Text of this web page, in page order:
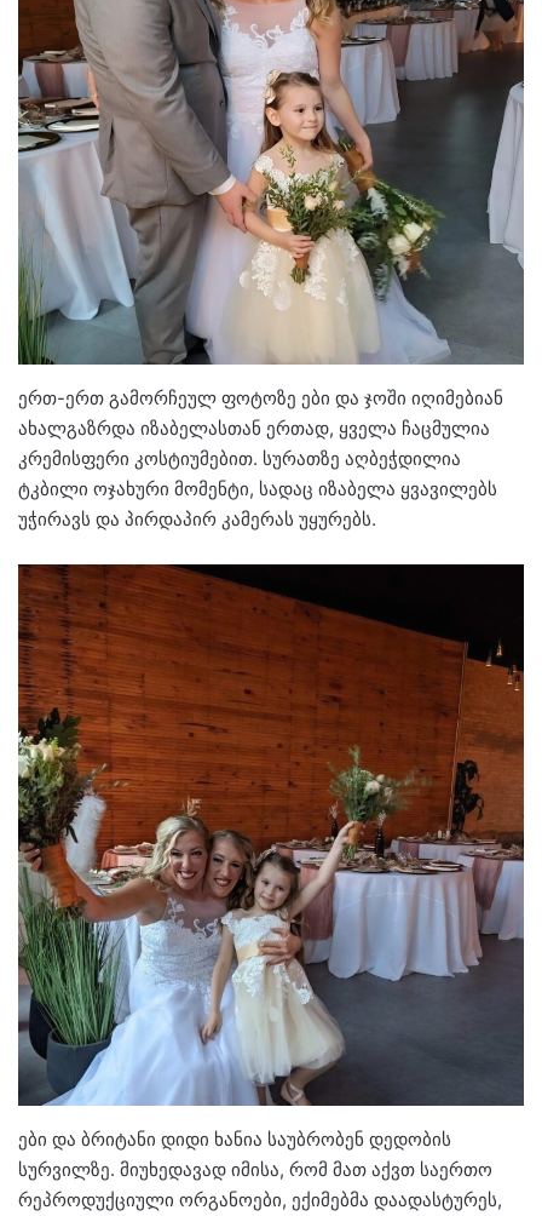
ერთ-ერთ გამორჩეულ ფოტოზე ები და ჯოში იღიმებიან
ახალგაზრდა იზაბელასთან ერთად, ყველა ჩაცმულია
კრემისფერი კოსტიუმებით. სურათზე აღბეჭდილია
ტკბილი ოჯახური მომენტი, სადაც იზაბელა ყვავილებს
უჭირავს და პირდაპირ კამერას უყურებს.
ები და ბრიტანი დიდი ხანია საუბრობენ დედობის
სურვილზე. მიუხედავად იმისა, რომ მათ აქვთ საერთო
რეპროდუქციული ორგანოები, ექიმებმა დაადასტურეს,